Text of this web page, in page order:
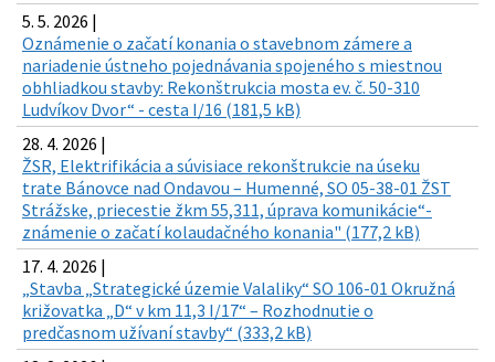
5. 5. 2026 |
Oznámenie o začatí konania o stavebnom zámere a
nariadenie ústneho pojednávania spojeného s miestnou
obhliadkou stavby: Rekonštrukcia mosta ev. č. 50-310
Ludvíkov Dvor“ - cesta I/16 (181,5 kB)
28. 4. 2026 |
ŽSR, Elektrifikácia a súvisiace rekonštrukcie na úseku
trate Bánovce nad Ondavou – Humenné, SO 05-38-01 ŽST
Strážske, priecestie žkm 55,311, úprava komunikácie“-
známenie o začatí kolaudačného konania" (177,2 kB)
17. 4. 2026 |
„Stavba „Strategické územie Valaliky“ SO 106-01 Okružná
križovatka „D“ v km 11,3 I/17“ – Rozhodnutie o
predčasnom užívaní stavby“ (333,2 kB)